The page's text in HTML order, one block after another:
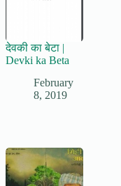
देवकी का बेटा |
Devki ka Beta
February
8, 2019